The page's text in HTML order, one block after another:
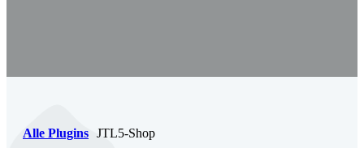
Alle Plugins JTL5-Shop